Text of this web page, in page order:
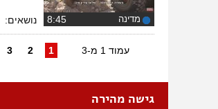
מדינה נושאים:
עמוד 1 מ-3 1
2
3
גישה מהירה